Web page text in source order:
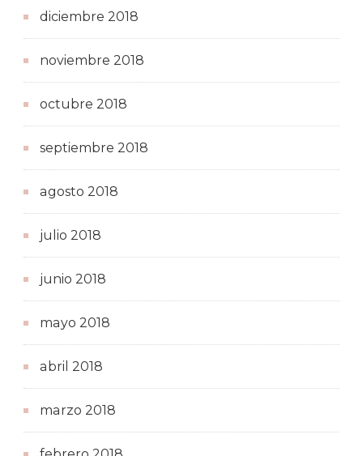
diciembre 2018
noviembre 2018
octubre 2018
septiembre 2018
agosto 2018
julio 2018
junio 2018
mayo 2018
abril 2018
marzo 2018